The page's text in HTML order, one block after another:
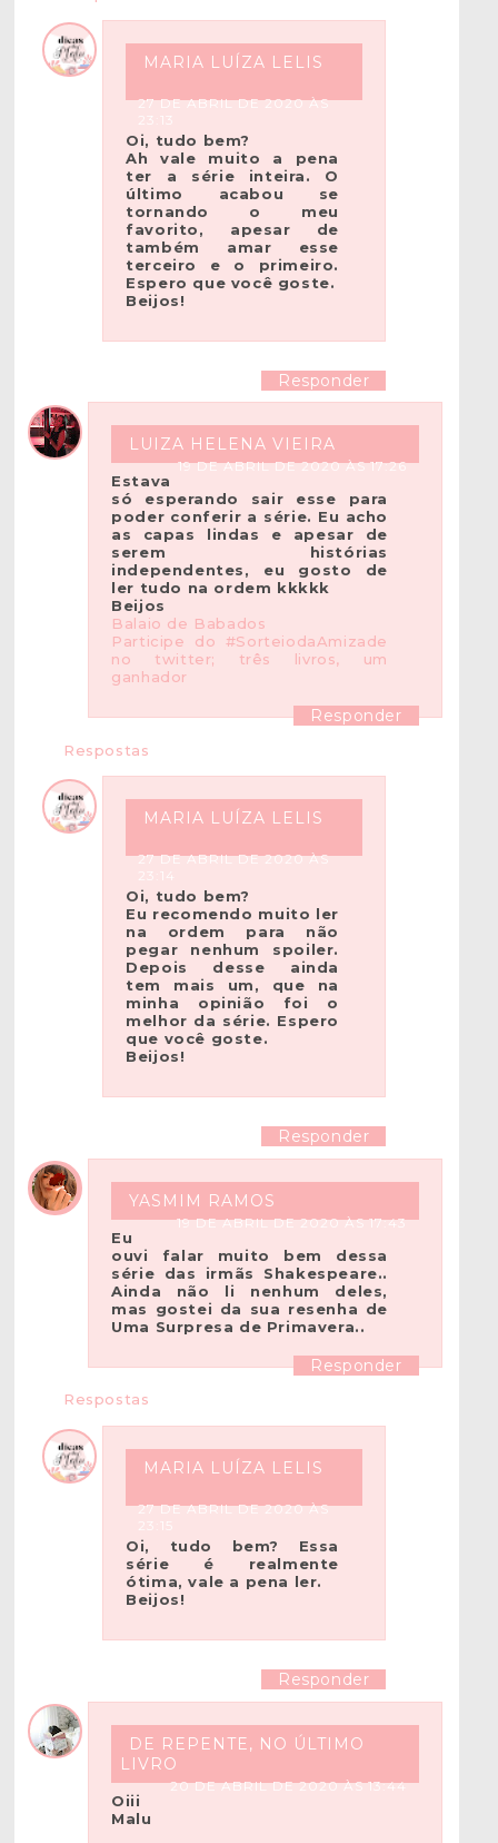
MARIA LUÍZA LELIS
27 DE ABRIL DE 2020 ÀS
23:13
Oi, tudo bem?
Ah vale muito a pena
ter a série inteira. O
último acabou se
tornando o meu
favorito, apesar de
também amar esse
terceiro e o primeiro.
Espero que você goste.
Beijos!
Responder
LUIZA HELENA VIEIRA
19 DE ABRIL DE 2020 ÀS 17:26
Estava
só esperando sair esse para
poder conferir a série. Eu acho
as capas lindas e apesar de
serem histórias
independentes, eu gosto de
ler tudo na ordem kkkkk
Beijos
Balaio de Babados
Participe do #SorteiodaAmizade
no twitter; três livros, um
ganhador
Responder
Respostas
MARIA LUÍZA LELIS
27 DE ABRIL DE 2020 ÀS
23:14
Oi, tudo bem?
Eu recomendo muito ler
na ordem para não
pegar nenhum spoiler.
Depois desse ainda
tem mais um, que na
minha opinião foi o
melhor da série. Espero
que você goste.
Beijos!
Responder
YASMIM RAMOS
19 DE ABRIL DE 2020 ÀS 17:43
Eu
ouvi falar muito bem dessa
série das irmãs Shakespeare..
Ainda não li nenhum deles,
mas gostei da sua resenha de
Uma Surpresa de Primavera..
Responder
Respostas
MARIA LUÍZA LELIS
27 DE ABRIL DE 2020 ÀS
23:15
Oi, tudo bem? Essa
série é realmente
ótima, vale a pena ler.
Beijos!
Responder
DE REPENTE, NO ÚLTIMO
LIVRO
20 DE ABRIL DE 2020 ÀS 13:44
Oiii
Malu